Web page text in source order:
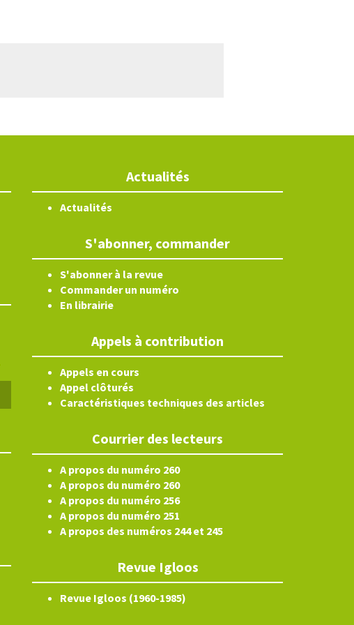
Actualités
Actualités
S'abonner, commander
S'abonner à la revue
Commander un numéro
En librairie
Appels à contribution
Appels en cours
Appel clôturés
Caractéristiques techniques des articles
Courrier des lecteurs
A propos du numéro 260
A propos du numéro 260
A propos du numéro 256
A propos du numéro 251
A propos des numéros 244 et 245
Revue Igloos
Revue Igloos (1960-1985)